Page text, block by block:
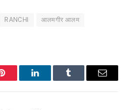
RANCHI आलमगीर आलम
Pinterest LinkedInTumblr Email